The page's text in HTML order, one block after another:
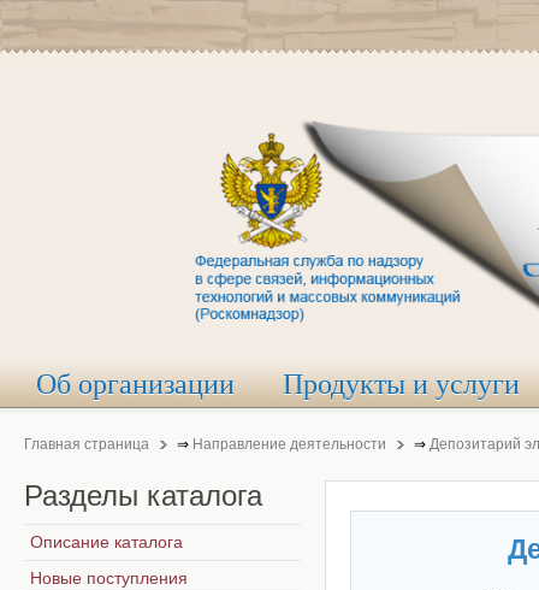
Об организации Продукты и услуги
Главная страница ⇒ Направление деятельности ⇒ Депозитарий
Разделы каталога
Описание каталога
Новые поступления